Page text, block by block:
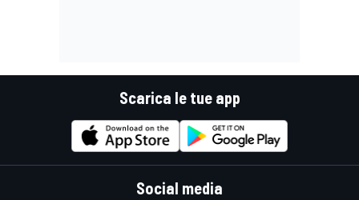
Scarica le tue app
Social media